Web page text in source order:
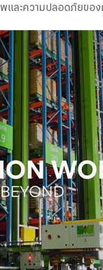
ละความปลอดภัยขอ